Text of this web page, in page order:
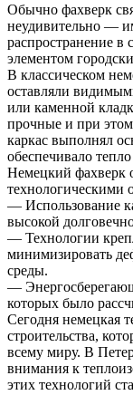
Обычно фахверк
неудивительно —
распространение в
элементом
В классическом
оставляли
или каменной
прочные и при
каркас выполнял
обеспечивало
Немецкий фахверк
технологическими
— Использование
высокой
— Технологии
минимизировать
среды.
—
которых было
Сегодня немецкая
строительства,
всему миру. В
внимания к
этих технологий